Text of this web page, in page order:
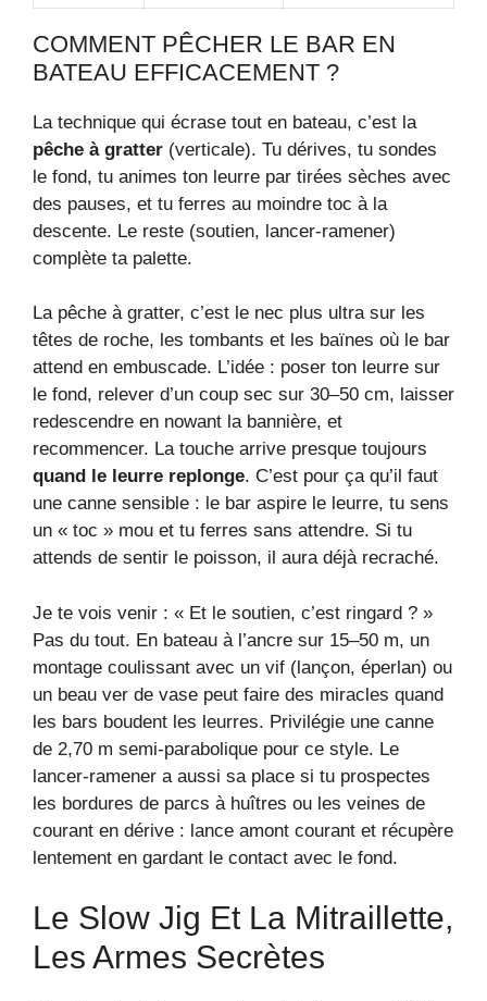
COMMENT PÊCHER LE BAR EN
BATEAU EFFICACEMENT ?
La technique qui écrase tout en bateau, c’est la
pêche à gratter (verticale). Tu dérives, tu sondes
le fond, tu animes ton leurre par tirées sèches avec
des pauses, et tu ferres au moindre toc à la
descente. Le reste (soutien, lancer-ramener)
complète ta palette.
La pêche à gratter, c’est le nec plus ultra sur les
têtes de roche, les tombants et les baïnes où le bar
attend en embuscade. L’idée : poser ton leurre sur
le fond, relever d’un coup sec sur 30–50 cm, laisser
redescendre en nowant la bannière, et
recommencer. La touche arrive presque toujours
quand le leurre replonge. C’est pour ça qu’il faut
une canne sensible : le bar aspire le leurre, tu sens
un « toc » mou et tu ferres sans attendre. Si tu
attends de sentir le poisson, il aura déjà recraché.
Je te vois venir : « Et le soutien, c’est ringard ? »
Pas du tout. En bateau à l’ancre sur 15–50 m, un
montage coulissant avec un vif (lançon, éperlan) ou
un beau ver de vase peut faire des miracles quand
les bars boudent les leurres. Privilégie une canne
de 2,70 m semi-parabolique pour ce style. Le
lancer-ramener a aussi sa place si tu prospectes
les bordures de parcs à huîtres ou les veines de
courant en dérive : lance amont courant et récupère
lentement en gardant le contact avec le fond.
Le Slow Jig Et La Mitraillette,
Les Armes Secrètes